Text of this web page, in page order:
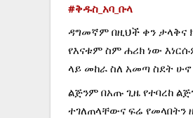
#ቅዱስ_አባ_ቡላ
ዳግመኛም በዚህች ቀን ታላቅና
የእናቱም ስም ሐሪክ ነው
ላይ መከራ ስለ አመጣ ስደት ሁኖ
ልጅንም በአጡ ጊዜ የተባረከ
ተገለጠላቸውና ፍሬ የመላበትን